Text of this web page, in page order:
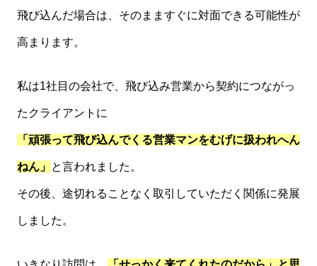
飛び込んだ場合は、そのまますぐに対面できる可能性が
高まります。
私は1社目の会社で、飛び込み営業から契約につながっ
たクライアントに
「頑張って飛び込んでくる営業マンをむげに扱われへん
ねん」 と言われました。
その後、途切れることなく取引していただく関係に発展
しました。